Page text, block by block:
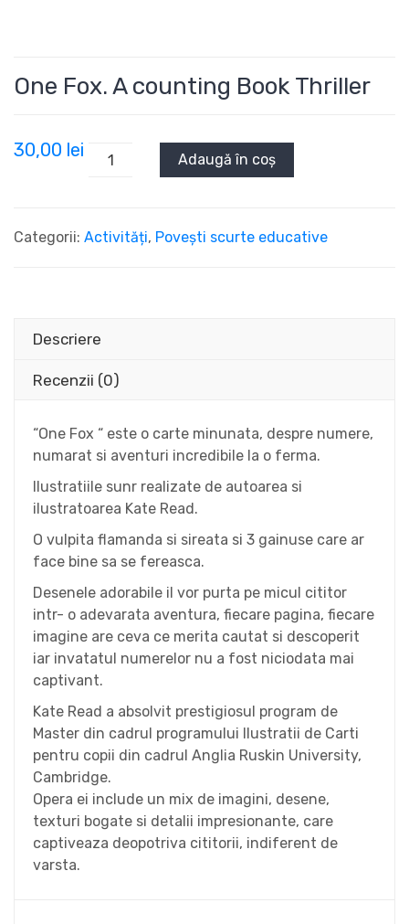
One Fox. A counting Book Thriller
30,00 lei Adaugă în coș
Categorii: Activități, Povești scurte educative
Descriere
Recenzii (0)
“One Fox “ este o carte minunata, despre numere,
numarat si aventuri incredibile la o ferma.
Ilustratiile sunr realizate de autoarea si
ilustratoarea Kate Read.
O vulpita flamanda si sireata si 3 gainuse care ar
face bine sa se fereasca.
Desenele adorabile il vor purta pe micul cititor
intr- o adevarata aventura, fiecare pagina, fiecare
imagine are ceva ce merita cautat si descoperit
iar invatatul numerelor nu a fost niciodata mai
captivant.
Kate Read a absolvit prestigiosul program de
Master din cadrul programului Ilustratii de Carti
pentru copii din cadrul Anglia Ruskin University,
Cambridge.
Opera ei include un mix de imagini, desene,
texturi bogate si detalii impresionante, care
captiveaza deopotriva cititorii, indiferent de
varsta.